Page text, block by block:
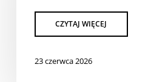
23 czerwca 2026